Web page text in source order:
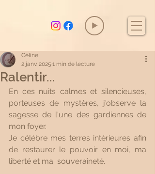
Ralentir...
Céline
2 janv. 2025 1 min de lecture
En ces nuits calmes et silencieuses,
porteuses de mystères, j'observe la
sagesse de l'une des gardiennes de
mon foyer.
Je célèbre mes terres intérieures afin
de restaurer le pouvoir en moi, ma
liberté et ma  souveraineté.